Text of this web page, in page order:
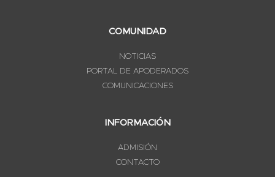
COMUNIDAD
NOTICIAS
PORTAL DE APODERADOS
COMUNICACIONES
INFORMACIÓN
ADMISIÓN
CONTACTO